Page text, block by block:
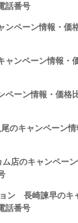
話番号
ペーン情報・価
ンペーン情報・
ーン情報・価格
のキャンペーン情
店のキャンペー
ン 長崎諫早のキ
話番号